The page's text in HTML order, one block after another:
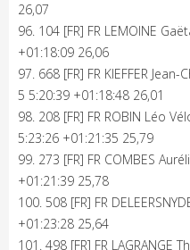
26,07
96. 104 [FR] FR LEMOINE
+01:18:09 26,06
97. 668 [FR] FR KIEFFER
5 5:20:39 +01:18:48 26,01
98. 208 [FR] FR ROBIN Léo
5:23:26 +01:21:35 25,79
99. 273 [FR] FR COMBES
+01:21:39 25,78
100. 508 [FR] FR
+01:23:28 25,64
101. 498 [FR] FR LAGRANGE